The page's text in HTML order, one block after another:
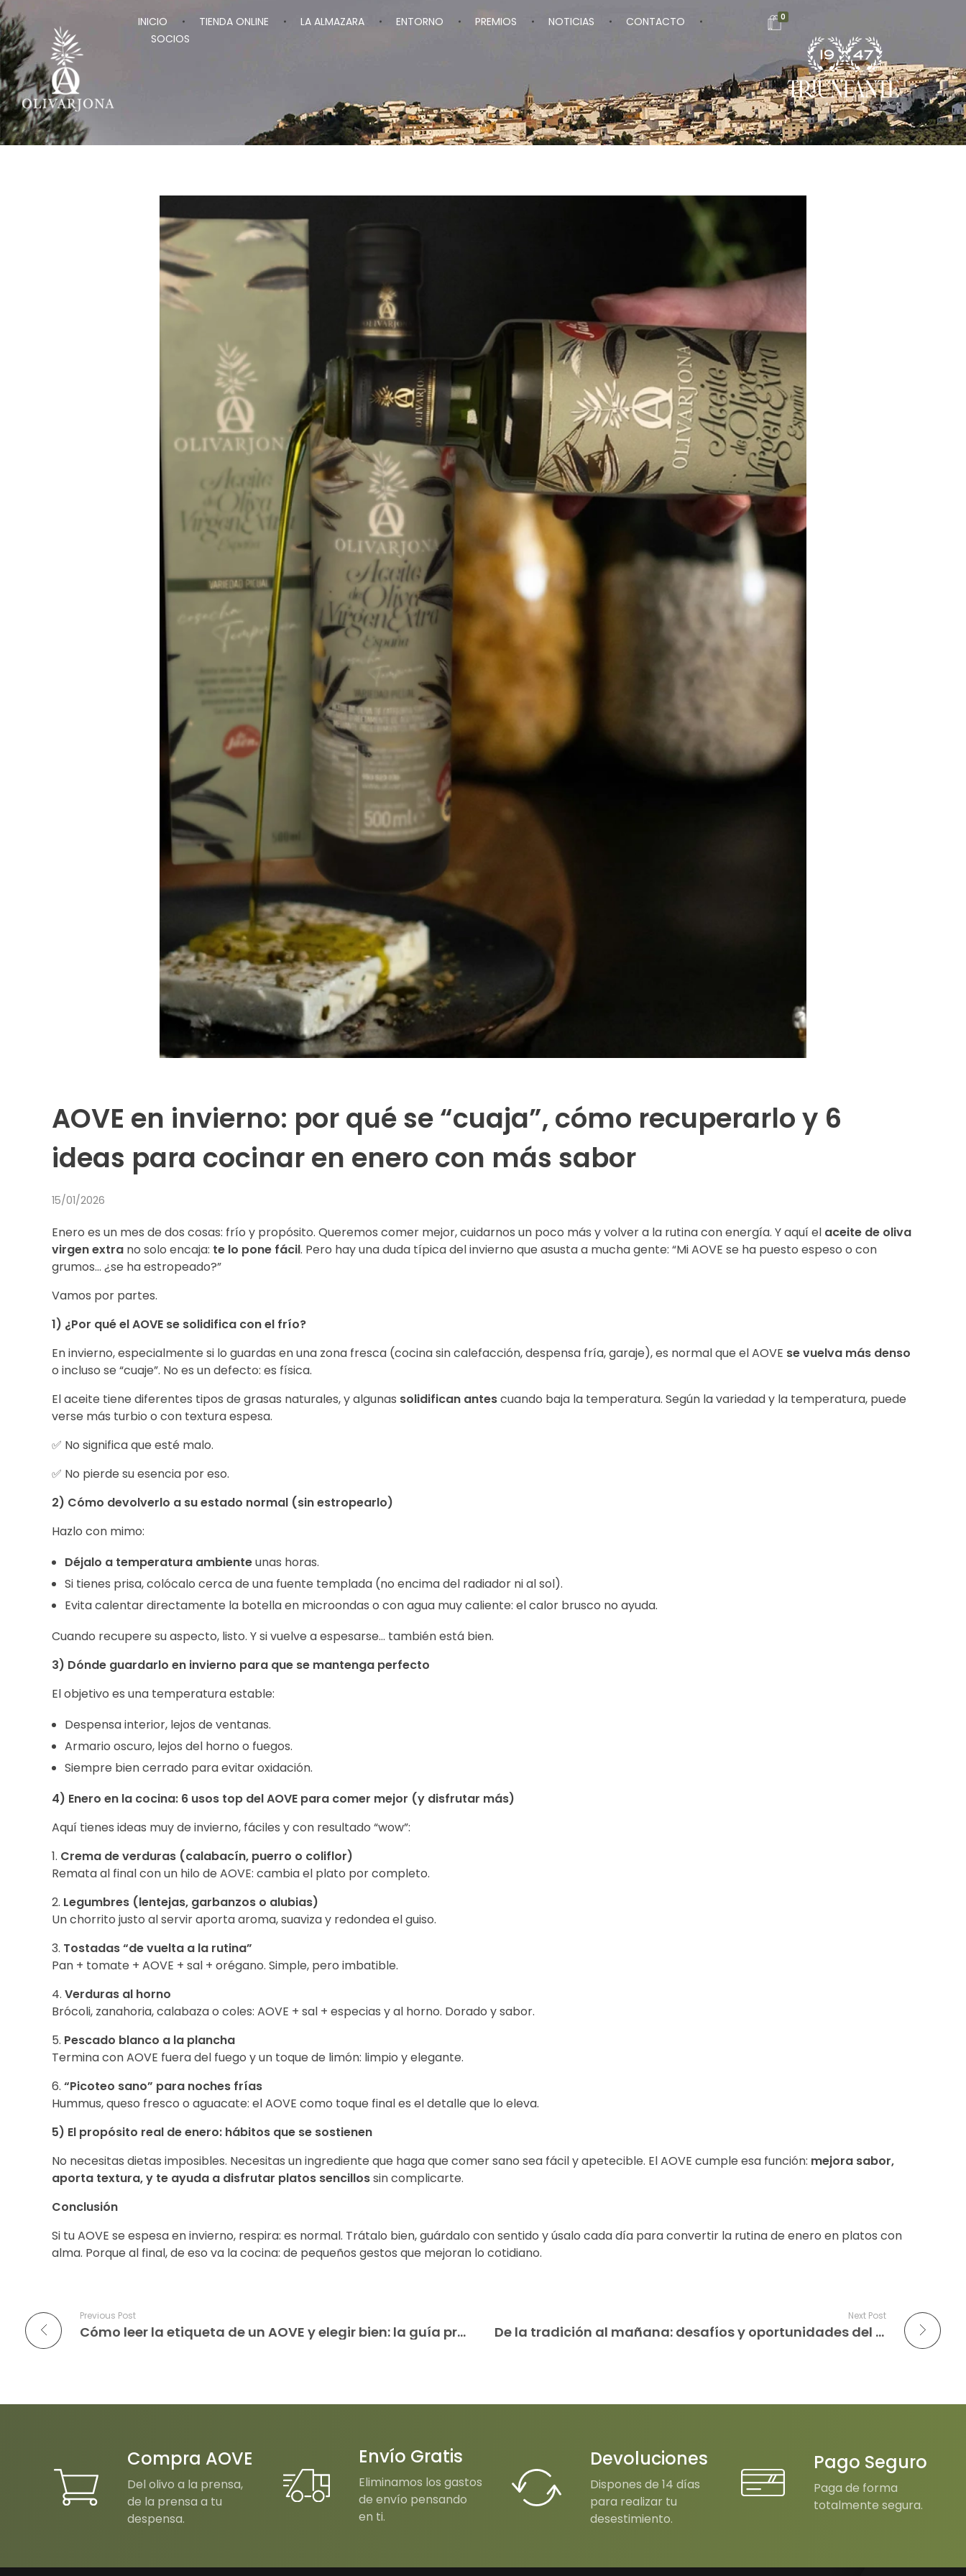
Olivarjona
AOVE de Arjona
INICIO TIENDA ONLINE LA ALMAZARA ENTORNO PREMIOS NOTICIAS
CONTACTO
SOCIOS
0
AOVE en invierno: por qué se “cuaja”, cómo recuperarlo y 6
ideas para cocinar en enero con más sabor
15/01/2026
Enero es un mes de dos cosas: frío y propósito. Queremos comer mejor, cuidarnos un poco más y volver a la rutina con energía. Y aquí el aceite de oliva
virgen extra no solo encaja: te lo pone fácil. Pero hay una duda típica del invierno que asusta a mucha gente: “Mi AOVE se ha puesto espeso o con
grumos… ¿se ha estropeado?”
Vamos por partes.
1) ¿Por qué el AOVE se solidifica con el frío?
En invierno, especialmente si lo guardas en una zona fresca (cocina sin calefacción, despensa fría, garaje), es normal que el AOVE se vuelva más denso
o incluso se “cuaje”. No es un defecto: es física.
El aceite tiene diferentes tipos de grasas naturales, y algunas solidifican antescuando baja la temperatura. Según la variedad y la temperatura, puede
verse más turbio o con textura espesa.
✅ No significa que esté malo.
✅ No pierde su esencia por eso.
2) Cómo devolverlo a su estado normal (sin estropearlo)
Hazlo con mimo:
Déjalo a temperatura ambienteunas horas.
Si tienes prisa, colócalo cerca de una fuente templada (no encima del radiador ni al sol).
Evita calentar directamente la botella en microondas o con agua muy caliente: el calor brusco no ayuda.
Cuando recupere su aspecto, listo. Y si vuelve a espesarse… también está bien.
3) Dónde guardarlo en invierno para que se mantenga perfecto
El objetivo es una temperatura estable:
Despensa interior, lejos de ventanas.
Armario oscuro, lejos del horno o fuegos.
Siempre bien cerrado para evitar oxidación.
4) Enero en la cocina: 6 usos top del AOVE para comer mejor (y disfrutar más)
Aquí tienes ideas muy de invierno, fáciles y con resultado “wow”:
1. Crema de verduras (calabacín, puerro o coliflor)
Remata al final con un hilo de AOVE: cambia el plato por completo.
2. Legumbres (lentejas, garbanzos o alubias)
Un chorrito justo al servir aporta aroma, suaviza y redondea el guiso.
3. Tostadas “de vuelta a la rutina”
Pan + tomate + AOVE + sal + orégano. Simple, pero imbatible.
4. Verduras al horno
Brócoli, zanahoria, calabaza o coles: AOVE + sal + especias y al horno. Dorado y sabor.
5. Pescado blanco a la plancha
Termina con AOVE fuera del fuego y un toque de limón: limpio y elegante.
6. “Picoteo sano” para noches frías
Hummus, queso fresco o aguacate: el AOVE como toque final es el detalle que lo eleva.
5) El propósito real de enero: hábitos que se sostienen
No necesitas dietas imposibles. Necesitas un ingrediente que haga que comer sano sea fácil y apetecible. El AOVE cumple esa función: mejora sabor,
aporta textura, y te ayuda a disfrutar platos sencillossin complicarte.
Conclusión
Si tu AOVE se espesa en invierno, respira: es normal. Trátalo bien, guárdalo con sentido y úsalo cada día para convertir la rutina de enero en platos con
alma. Porque al final, de eso va la cocina: de pequeños gestos que mejoran lo cotidiano.
Previous Post
Cómo leer la etiqueta de un AOVE y elegir bien: la guía práctica para acertar siempre
Next Post
De la tradición al mañana: desafíos y oportunidades del olivar en la campiña de Jaén
Compra AOVE
Del olivo a la prensa,
de la prensa a tu
despensa.
Envío Gratis
Eliminamos los gastos
de envío pensando
en ti.
Devoluciones
Dispones de 14 días
para realizar tu
desestimiento.
Pago Seguro
Paga de forma
totalmente segura.